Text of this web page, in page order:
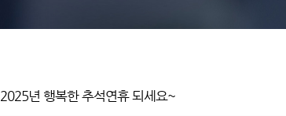
2025년 행복한 추석연휴 되세요~